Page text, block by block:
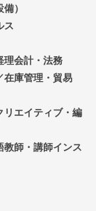
）
ス
理会計・法務
在庫管理・貿易
リエイティブ・編
教師・講師インス